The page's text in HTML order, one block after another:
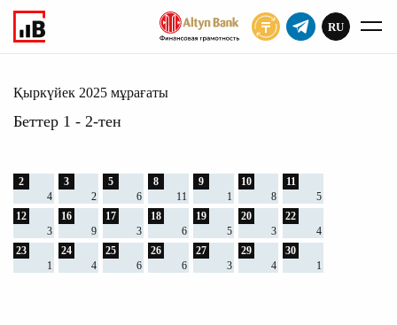
ЖАЗЫЛУ
RU
Басты 2025
Қыркүйек 2025 мұрағаты
Беттер 1 - 2-тен
2
4
3
2
5
6
8
11
9
1
10
8
11
5
12
3
16
9
17
3
18
6
19
5
20
3
22
4
23
1
24
4
25
6
26
6
27
3
29
4
30
1